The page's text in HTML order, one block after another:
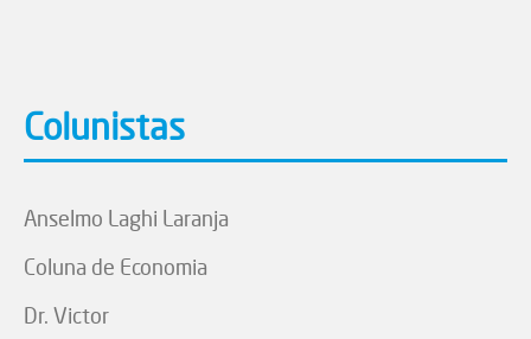
Colunistas
Anselmo Laghi Laranja
Coluna de Economia
Dr. Victor